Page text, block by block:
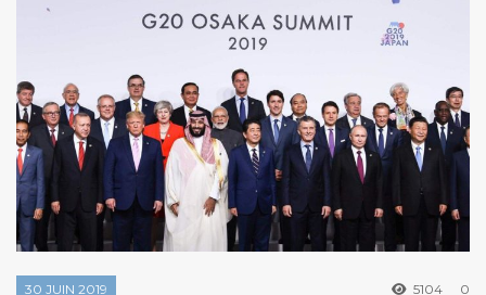
30 JUIN 2019 5104 0